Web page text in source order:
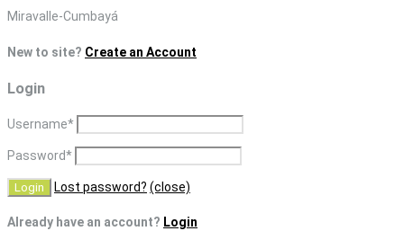
Skip
content
Miravalle-Cumbayá
New to site? Create an Account
Login
Username*
Password*
Lost password? (close)
Already have an account? Login